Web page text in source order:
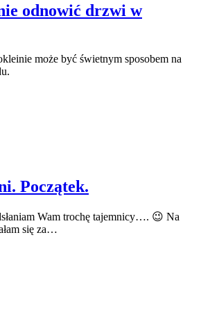
odnowić drzwi w
może być świetnym sposobem na
Początek.
Wam trochę tajemnicy…. 😉 Na
się za…